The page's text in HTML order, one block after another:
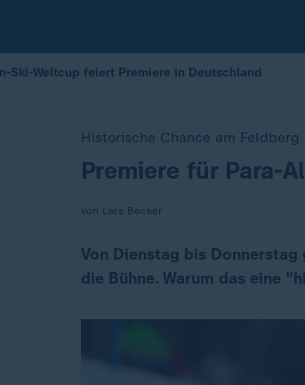
Ski-Weltcup feiert Premiere in Deutschland
Historische Chance am Feldberg
:Premiere für Para-
von Lars Becker
Von Dienstag bis
die Bühne. Warum das eine